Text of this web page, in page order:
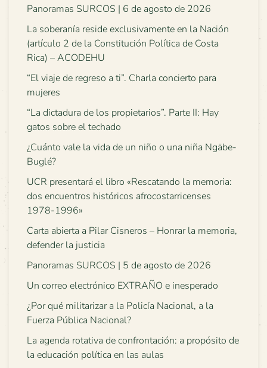
Panoramas SURCOS | 6 de agosto de 2026
La soberanía reside exclusivamente en la Nación
(artículo 2 de la Constitución Política de Costa
Rica) – ACODEHU
“El viaje de regreso a ti”. Charla concierto para
mujeres
“La dictadura de los propietarios”. Parte II: Hay
gatos sobre el techado
¿Cuánto vale la vida de un niño o una niña Ngäbe-
Buglé?
UCR presentará el libro «Rescatando la memoria:
dos encuentros históricos afrocostarricenses
1978-1996»
Carta abierta a Pilar Cisneros – Honrar la memoria,
defender la justicia
Panoramas SURCOS | 5 de agosto de 2026
Un correo electrónico EXTRAÑO e inesperado
¿Por qué militarizar a la Policía Nacional, a la
Fuerza Pública Nacional?
La agenda rotativa de confrontación: a propósito de
la educación política en las aulas